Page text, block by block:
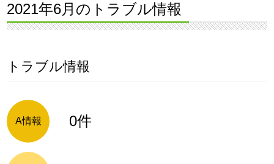
2021年6月のトラブル情報
トラブル情報
A情報 0件